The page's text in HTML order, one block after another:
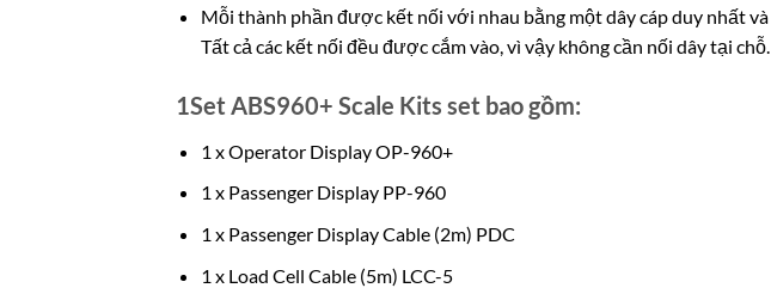
Mỗi thành phần được kết nối với nhau bằng một dây cáp duy nhất
Tất cả các kết nối đều được cắm vào, vì vậy không cần nối dây tại
1Set ABS960+ Scale Kits set bao gồm:
1 x Operator Display OP-960+
1 x Passenger Display PP-960
1 x Passenger Display Cable (2m) PDC
1 x Load Cell Cable (5m) LCC-5